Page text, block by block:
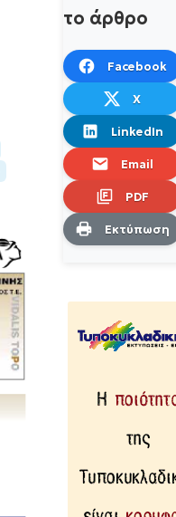
το άρθρο
Facebook
X
LinkedIn
Email
PDF
Εκτύπωση